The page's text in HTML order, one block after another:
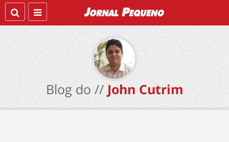
Blog do // John Cutrim